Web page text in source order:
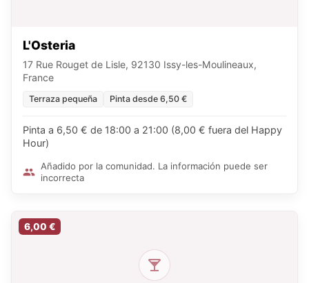
L'Osteria
17 Rue Rouget de Lisle, 92130 Issy-les-Moulineaux,
France
Terraza pequeña Pinta desde 6,50 €
Pinta a 6,50 € de 18:00 a 21:00 (8,00 € fuera del Happy
Hour)
Añadido por la comunidad. La información puede ser
incorrecta
6,00 €